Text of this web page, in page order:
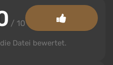
/ 10
Datei bewertet.